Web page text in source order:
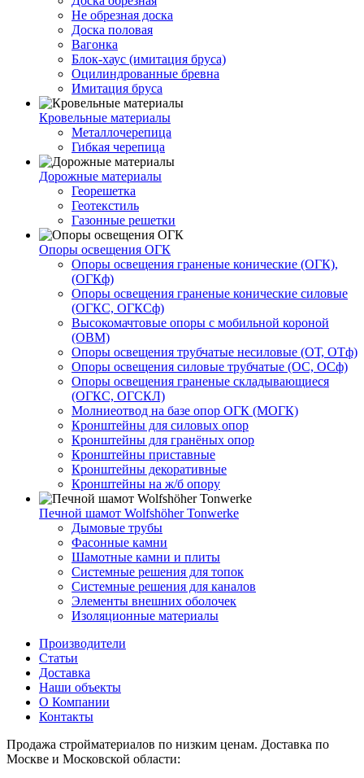
Не обрезная доска
Доска половая
Вагонка
Блок-хаус (имитация бруса)
Оцилиндрованные бревна
Имитация бруса
Кровельные материалы
Металлочерепица
Гибкая черепица
Дорожные материалы
Георешетка
Геотекстиль
Газонные решетки
Опоры освещения ОГК
Опоры освещения граненые конические (ОГК),
(ОГКф)
Опоры освещения граненые конические силовые
(ОГКС, ОГКСф)
Высокомачтовые опоры с мобильной короной
(ОВМ)
Опоры освещения трубчатые несиловые (ОТ, ОТф)
Опоры освещения силовые трубчатые (ОС, ОСф)
Опоры освещения граненые складывающиеся
(ОГКС, ОГСКЛ)
Молниеотвод на базе опор ОГК (МОГК)
Кронштейны для силовых опор
Кронштейны для гранёных опор
Кронштейны приставные
Кронштейны декоративные
Кронштейны на ж/б опору
Печной шамот Wolfshöher Tonwerke
Дымовые трубы
Фасонные камни
Шамотные камни и плиты
Системные решения для топок
Системные решения для каналов
Элементы внешних оболочек
Изоляционные материалы
Производители
Статьи
Доставка
Наши объекты
О Компании
Контакты
Продажа стройматериалов по низким ценам. Доставка по
Москве и Московской области: